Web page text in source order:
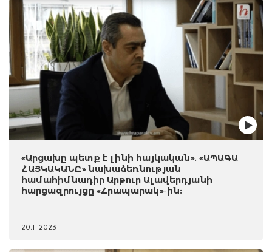
«Արցախը պետք է լինի հայկական». «ԱՊԱԳԱ
ՀԱՅԿԱԿԱՆԸ» նախաձեռնության
համահիմնադիր Արթուր Ալավերդյանի
հարցազրույցը «Հրապարակ»-ին:
20.11.2023